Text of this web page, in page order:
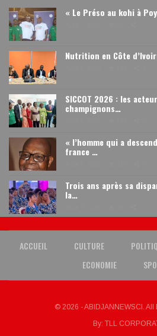
« Le Préso au kohi à
Nutrition en Côte
SICCOT 2026 : les
champignons…
« l’homme qui a
france …
Trois ans après sa
la…
ACCUEIL CULTURE
ECONOMIE
© 2026 - ABIDJANNEWSCI. All
By: TLL